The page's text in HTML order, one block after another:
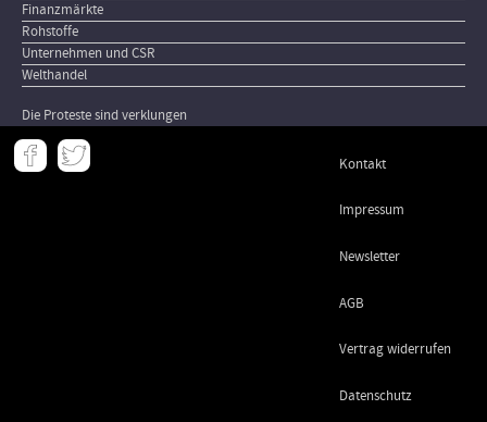
Finanzmärkte
Rohstoffe
Unternehmen und CSR
Welthandel
Die Proteste sind verklungen
Meta
- Kontakt
Impressum
Newsletter
AGB
Vertrag widerrufen
Datenschutz